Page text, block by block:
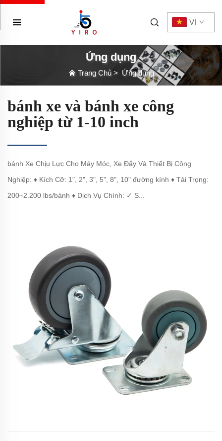
VI
Ứng dụng
Trang Chủ> Ứng dụng
bánh xe và bánh xe công
nghiệp từ 1-10 inch
bánh Xe Chịu Lực Cho Máy Móc, Xe Đẩy Và Thiết Bị Công
Nghiệp: ♦ Kích Cỡ: 1", 2", 3", 5", 8", 10" đường kính ♦ Tải Trọng:
200~2.200 lbs/bánh ♦ Dịch Vụ Chính: ✓ S...